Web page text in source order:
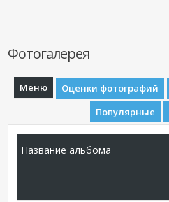
Фотогалерея
Меню Оценки фотографий
Популярные
Название альбома